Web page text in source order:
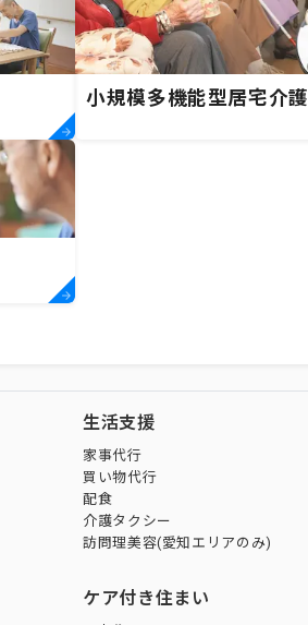
小規模多機能型居宅介護
生活支援
家事代行
買い物代行
配食
介護タクシー
訪問理美容(愛知エリアのみ)
ケア付き住まい